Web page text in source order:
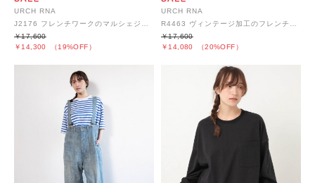
URCH RNA
￥14,300 （19%OFF）
￥17,600
URCH RNA
￥14,080 （20%OFF）
￥17,600